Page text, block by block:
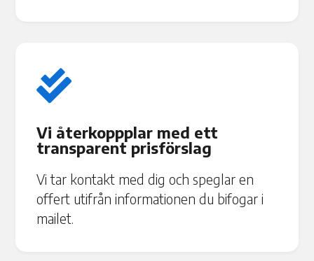

Vi återkoppplar med ett
transparent prisförslag
Vi tar kontakt med dig och speglar en
offert utifrån informationen du bifogar i
mailet.